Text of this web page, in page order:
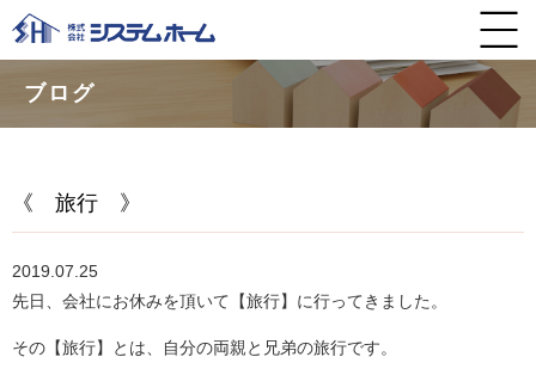
ブログ
《 旅行 》
2019.07.25
先日、会社にお休みを頂いて【旅行】に行ってきました。
その【旅行】とは、自分の両親と兄弟の旅行です。